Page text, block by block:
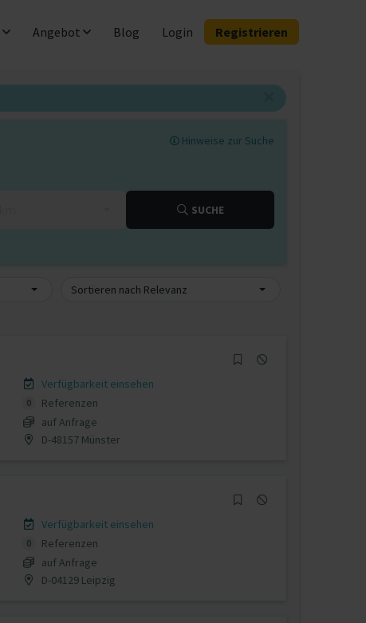
Angebot Blog Login Registrieren
Hinweise zur Suche
SUCHE
Sortieren nach Relevanz
Verfügbarkeit einsehen
0
Referenzen
auf Anfrage
D-48157 Münster
Verfügbarkeit einsehen
0
Referenzen
auf Anfrage
D-04129 Leipzig